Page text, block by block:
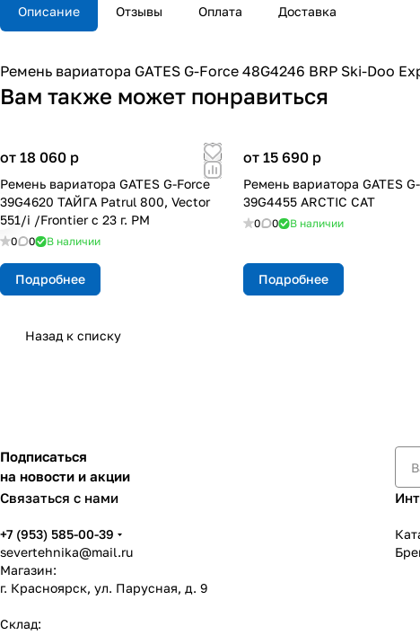
Описание Отзывы Оплата Доставка
Ремень вариатора GATES G-Force 48G4246 BRP Ski-Doo
Вам также может понравиться
от 18 060 p
Ремень вариатора GATES G-Force
39G4620 ТАЙГА Patrul 800, Vector
551/i /Frontier с 23 г. РМ
0 0 В наличии
Подробнее
от 15 690 p
Ремень вариатора GATES
39G4455 ARCTIC CAT
0 0 В наличии
Подробнее
Назад к списку
Подписаться
на новости и акции
Связаться с нами
+7 (953) 585-00-39
severtehnika@mail.ru
Магазин:
г. Красноярск, ул. Парусная, д. 9
Склад: